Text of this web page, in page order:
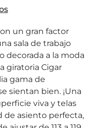
un gran factor
sala de trabajo
decorada a la moda
giratoria Cigar
gama de
sientan bien. ¡Una
viva y telas
de asiento perfecta,